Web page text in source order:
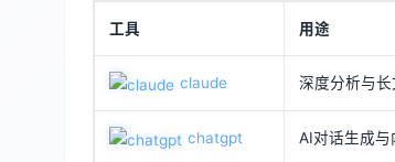
工具 用途
claude 深度分析与长
chatgpt AI对话生成与